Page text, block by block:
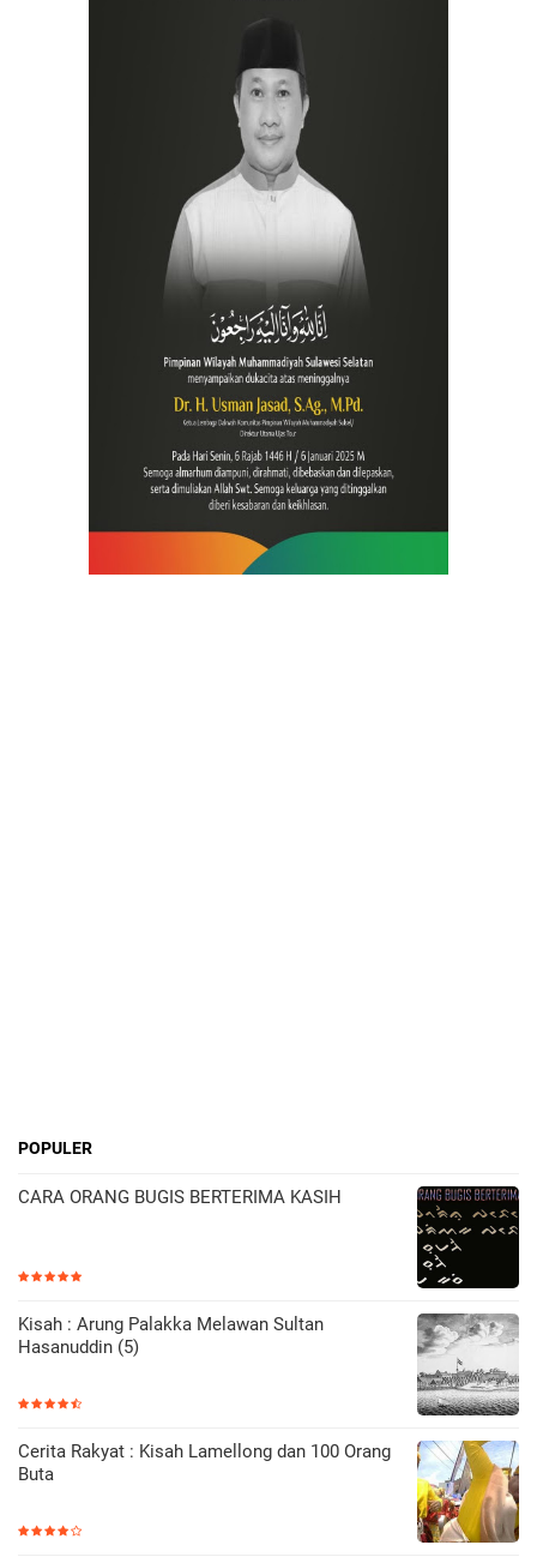
POPULER
CARA ORANG BUGIS BERTERIMA KASIH
Kisah : Arung Palakka Melawan Sultan
Hasanuddin (5)
Cerita Rakyat : Kisah Lamellong dan 100 Orang
Buta